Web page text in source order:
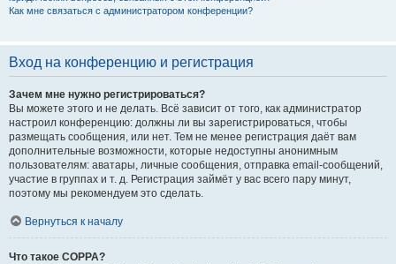
Как мне связаться с администратором конференции?
Вход на конференцию и регистрация
Зачем мне нужно регистрироваться?
Вы можете этого и не делать. Всё зависит от того, как администратор
настроил конференцию: должны ли вы зарегистрироваться, чтобы
размещать сообщения, или нет. Тем не менее регистрация даёт вам
дополнительные возможности, которые недоступны анонимным
пользователям: аватары, личные сообщения, отправка email-сообщений,
участие в группах и т. д. Регистрация займёт у вас всего пару минут,
поэтому мы рекомендуем это сделать.
Вернуться к началу
Что такое COPPA?